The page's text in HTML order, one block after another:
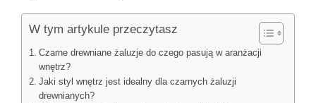
W tym artykule przeczytasz
Czarne drewniane żaluzje do czego pasują w aranżacji
wnętrz?
Jaki styl wnętrz jest idealny dla czarnych żaluzji
drewnianych?